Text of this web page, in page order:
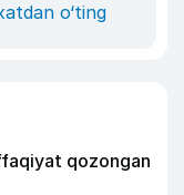
o‘ting
qozongan